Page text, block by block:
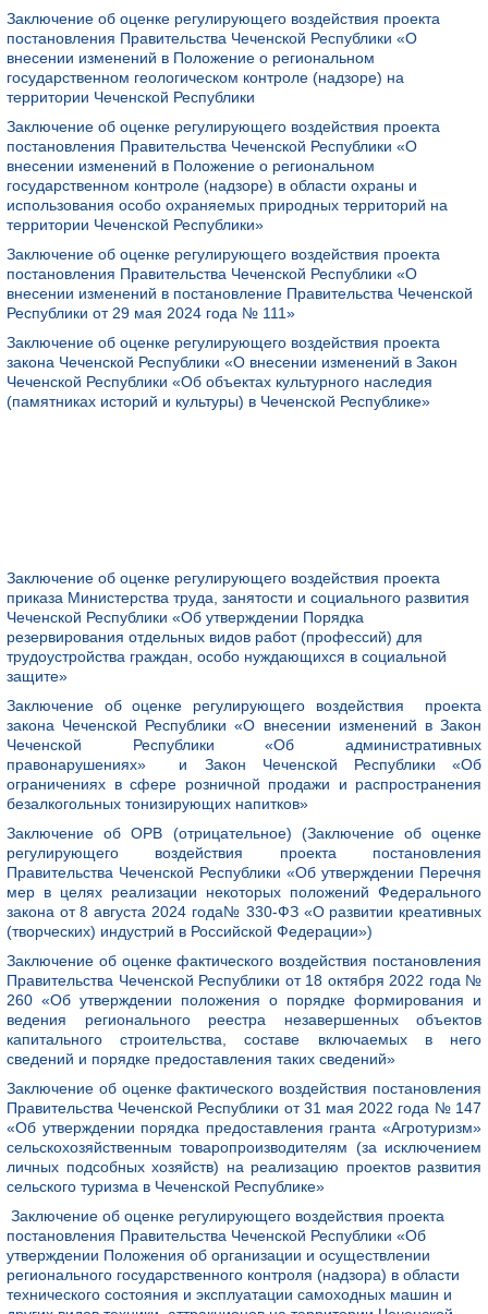
Заключение об оценке регулирующего воздействия проекта
постановления Правительства Чеченской Республики «О
внесении изменений в Положение о региональном
государственном геологическом контроле (надзоре) на
территории Чеченской Республики
Заключение об оценке регулирующего воздействия проекта
постановления Правительства Чеченской Республики «О
внесении изменений в Положение о региональном
государственном контроле (надзоре) в области охраны и
использования особо охраняемых природных территорий на
территории Чеченской Республики»
Заключение об оценке регулирующего воздействия проекта
постановления Правительства Чеченской Республики «О
внесении изменений в постановление Правительства Чеченской
Республики от 29 мая 2024 года № 111»
Заключение об оценке регулирующего воздействия проекта
закона Чеченской Республики «О внесении изменений в Закон
Чеченской Республики «Об объектах культурного наследия
(памятниках историй и культуры) в Чеченской Республике»
Заключение об оценке регулирующего воздействия проекта
приказа Министерства труда, занятости и социального развития
Чеченской Республики «Об утверждении Порядка
резервирования отдельных видов работ (профессий) для
трудоустройства граждан, особо нуждающихся в социальной
защите»
Заключение об оценке регулирующего воздействия проекта
закона Чеченской Республики «О внесении изменений в Закон
Чеченской Республики «Об административных
правонарушениях» и Закон Чеченской Республики «Об
ограничениях в сфере розничной продажи и распространения
безалкогольных тонизирующих напитков»
Заключение об ОРВ (отрицательное) (Заключение об оценке
регулирующего воздействия проекта постановления
Правительства Чеченской Республики «Об утверждении Перечня
мер в целях реализации некоторых положений Федерального
закона от 8 августа 2024 года№ 330-ФЗ «О развитии креативных
(творческих) индустрий в Российской Федерации»)
Заключение об оценке фактического воздействия постановления
Правительства Чеченской Республики от 18 октября 2022 года №
260 «Об утверждении положения о порядке формирования и
ведения регионального реестра незавершенных объектов
капитального строительства, составе включаемых в него
сведений и порядке предоставления таких сведений»
Заключение об оценке фактического воздействия постановления
Правительства Чеченской Республики от 31 мая 2022 года № 147
«Об утверждении порядка предоставления гранта «Агротуризм»
сельскохозяйственным товаропроизводителям (за исключением
личных подсобных хозяйств) на реализацию проектов развития
сельского туризма в Чеченской Республике»
Заключение об оценке регулирующего воздействия проекта
постановления Правительства Чеченской Республики «Об
утверждении Положения об организации и осуществлении
регионального государственного контроля (надзора) в области
технического состояния и эксплуатации самоходных машин и